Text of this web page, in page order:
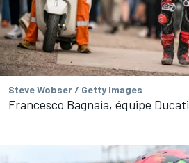
Steve Wobser / Getty Images
Francesco Bagnaia, équipe Ducati